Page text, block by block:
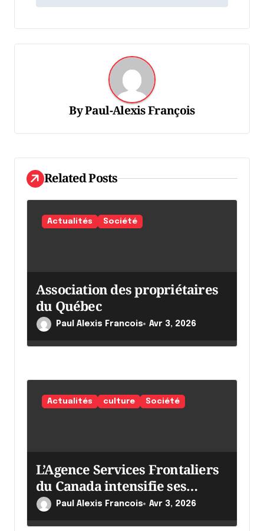
t
e
l
'
a
r
l
e
ByPaul-Alexis François
Related Posts
Actualités Société
Association des propriétaires
du Québec
Paul Alexis Francois Avr 3, 2026
Actualités culture Société
L’Agence Services Frontaliers
du Canada intensifie ses
effortsPaul Alexis Francois Avr 3, 2026